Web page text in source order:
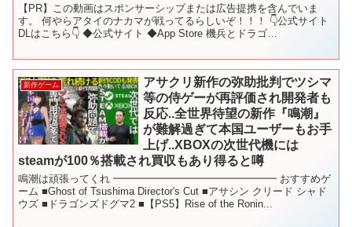
【PR】この動画はスポンサーシップまたは広告提携を含んでいま
す。 何やらアタイのナカマが戦ってるらしいぞ！！！ 👇公式サイト
DLはこちら👇 ◆公式サイト ◆App Store 機兵とドラゴ
新作ゲーム
アサクリ新作の弥助批判でツシマ
等の侍ゲーが再評価され開発者も
反応..全世界待望の新作『鳴潮』
が難解過ぎて本国ユーザーもお手
上げ..XBOXの次世代機には
steamが100％搭載され買収もあり得ると噂
鳴潮は頑張ってくれ ━━━━━━━━━━━━━━━━ おすすめゲ
ーム ■Ghost of Tsushima Director's Cut ■アサシン クリード シャド
ウズ ■ドラゴンズドグマ2 ■【PS5】Rise of the Ronin...